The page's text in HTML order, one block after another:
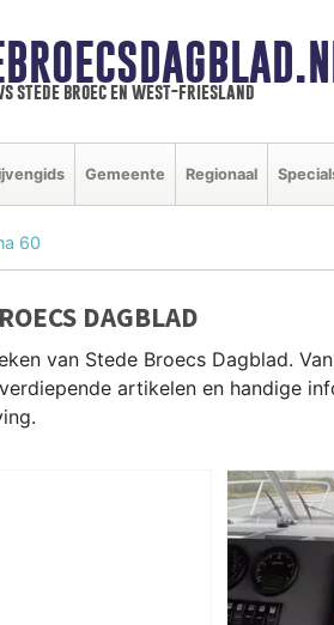
stede broec en west-friesland
Gemeente Regionaal
60
DAGBLAD
van Stede Broecs Dagblad.
artikelen en handige